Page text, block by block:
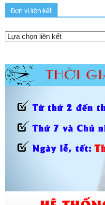
Đơn vị liên kết